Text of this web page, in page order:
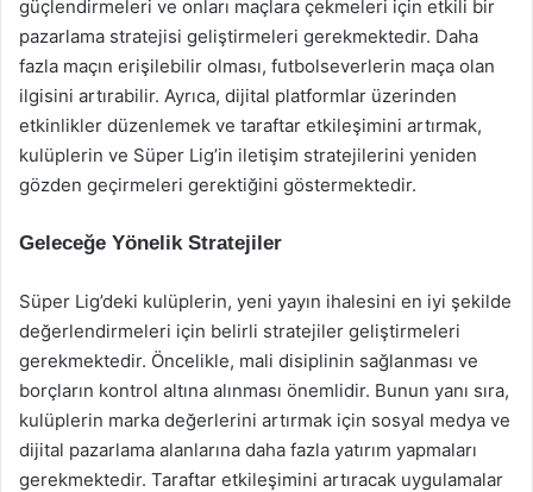
güçlendirmeleri ve onları maçlara çekmeleri için etkili bir
pazarlama stratejisi geliştirmeleri gerekmektedir. Daha
fazla maçın erişilebilir olması, futbolseverlerin maça olan
ilgisini artırabilir. Ayrıca, dijital platformlar üzerinden
etkinlikler düzenlemek ve taraftar etkileşimini artırmak,
kulüplerin ve Süper Lig’in iletişim stratejilerini yeniden
gözden geçirmeleri gerektiğini göstermektedir.
Geleceğe Yönelik Stratejiler
Süper Lig’deki kulüplerin, yeni yayın ihalesini en iyi şekilde
değerlendirmeleri için belirli stratejiler geliştirmeleri
gerekmektedir. Öncelikle, mali disiplinin sağlanması ve
borçların kontrol altına alınması önemlidir. Bunun yanı sıra,
kulüplerin marka değerlerini artırmak için sosyal medya ve
dijital pazarlama alanlarına daha fazla yatırım yapmaları
gerekmektedir. Taraftar etkileşimini artıracak uygulamalar